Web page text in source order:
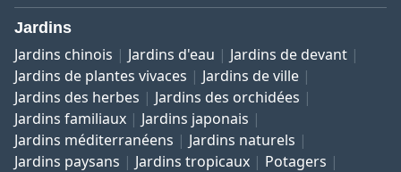
Jardins
Jardins chinois Jardins d'eau
Jardins de devant
Jardins de plantes vivaces
Jardins de ville
Jardins des herbes
Jardins des orchidées
Jardins familiaux
Jardins japonais
Jardins méditerranéens
Jardins naturels
Jardins paysans
Jardins tropicaux
Potagers